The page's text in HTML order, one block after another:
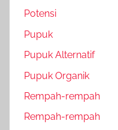
Potensi
Pupuk
Pupuk Alternatif
Pupuk Organik
Rempah-rempah
Rempah-rempah